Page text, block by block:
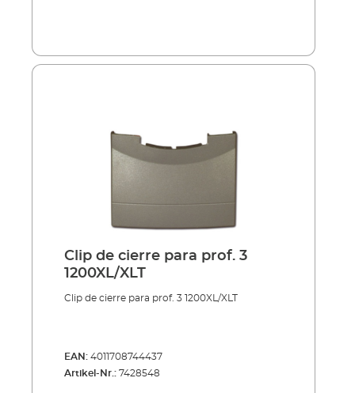
Clip de cierre para prof. 3
1200XL/XLT
Clip de cierre para prof. 3 1200XL/XLT
EAN: 4011708744437
Artikel-Nr.: 7428548